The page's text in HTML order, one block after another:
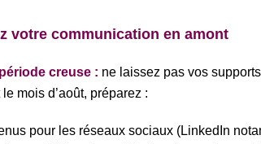
votre communication en amont
creuse : ne laissez pas vos
mois d’août, préparez :
pour les réseaux sociaux (LinkedIn